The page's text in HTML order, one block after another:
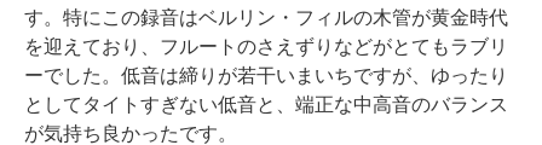
す。特にこの録音はベルリン・フィルの木管が黄金時代
を迎えており、フルートのさえずりなどがとてもラブリ
ーでした。低音は締りが若干いまいちですが、ゆったり
としてタイトすぎない低音と、端正な中高音のバランス
が気持ち良かったです。